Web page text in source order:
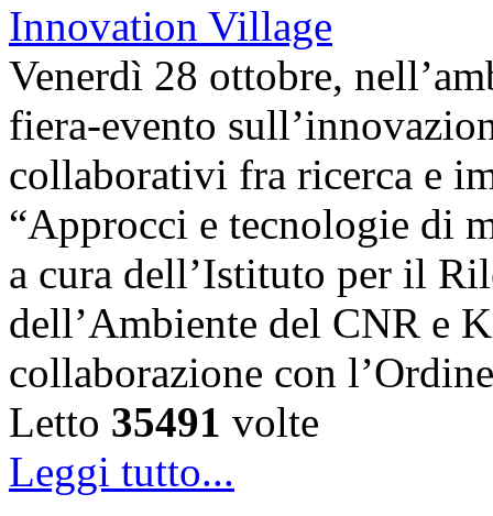
Venerdì 28 ottobre,
fiera-evento
collaborativi fra ricerca e
“Approcci e tecnologie di
a cura dell’Istituto per il
dell’Ambiente del CNR e
collaborazione con
Letto 35491 volte
Leggi tutto...